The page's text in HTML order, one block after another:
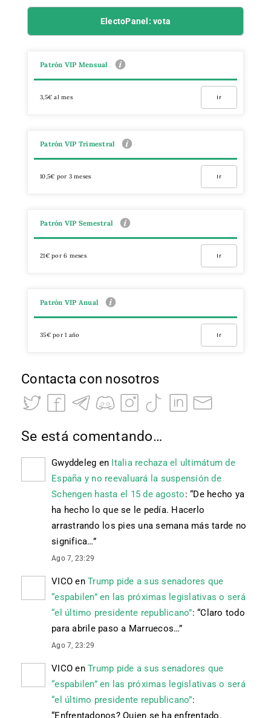
ElectoPanel: vota
Patrón VIP Mensual
3,5€ al mes Ir
Patrón VIP Trimestral
10,5€ por 3 meses Ir
Patrón VIP Semestral
21€ por 6 meses Ir
Patrón VIP Anual
35€ por 1 año Ir
Contacta con nosotros
Se está comentando…
Gwyddeleg en Italia rechaza el ultimátum de
España y no reevaluará la suspensión de
Schengen hasta el 15 de agosto: “De hecho ya
ha hecho lo que se le pedía. Hacerlo
arrastrando los pies una semana más tarde no
significa…”
Ago 7, 23:29
VICO en Trump pide a sus senadores que
“espabilen” en las próximas legislativas o será
“el último presidente republicano”: “Claro todo
para abrile paso a Marruecos…”
Ago 7, 23:29
VICO en Trump pide a sus senadores que
“espabilen” en las próximas legislativas o será
“el último presidente republicano”:
“Enfrentadonos? Quien se ha enfrentado.